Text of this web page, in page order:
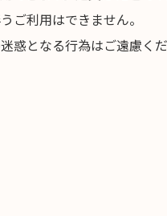
ご利用はできません。
惑となる行為はご遠慮くだ